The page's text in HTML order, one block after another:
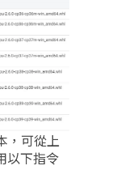
，可從上
以下指令